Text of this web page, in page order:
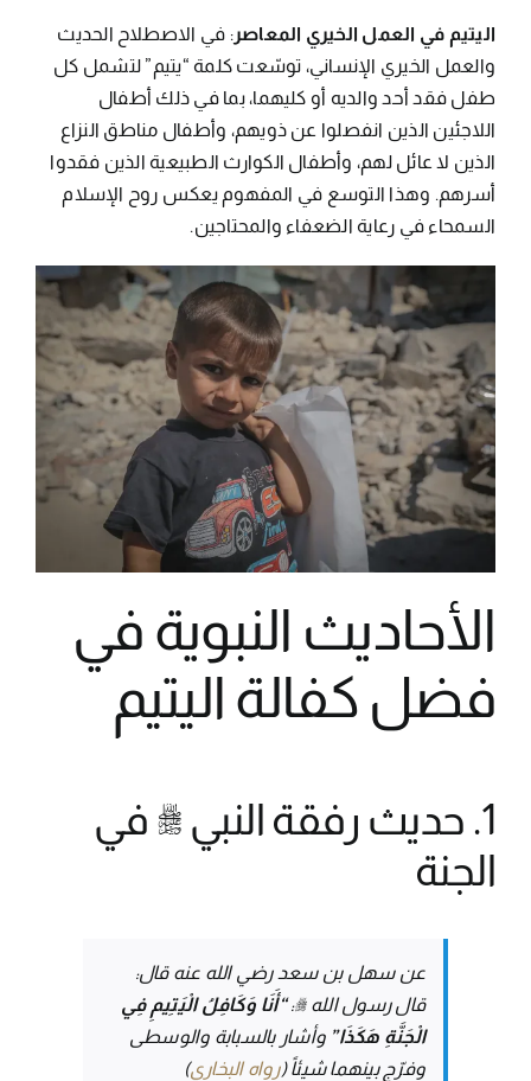
اليتيم في العمل الخيري المعاصر: في الاصطلاح الحديث
والعمل الخيري الإنساني، توسّعت كلمة “يتيم” لتشمل كل
طفل فقد أحد والديه أو كليهما، بما في ذلك أطفال
اللاجئين الذين انفصلوا عن ذويهم، وأطفال مناطق النزاع
الذين لا عائل لهم، وأطفال الكوارث الطبيعية الذين فقدوا
أسرهم. وهذا التوسع في المفهوم يعكس روح الإسلام
السمحاء في رعاية الضعفاء والمحتاجين.
الأحاديث النبوية في
فضل كفالة اليتيم
1. حديث رفقة النبي ﷺ في
الجنة
عن سهل بن سعد رضي الله عنه قال:
قال رسول الله ﷺ:“أَنَا وَكَافِلُ الْيَتِيمِ فِي
الْجَنَّةِ هَكَذَا” وأشار بالسبابة والوسطى
وفرّج بينهما شيئاً (رواه البخاري)